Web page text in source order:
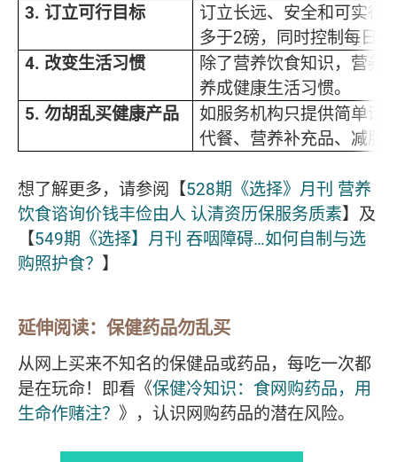
3. 订立可行目标
订立长远、安全和可实行
多于2磅，同时控制每日
4. 改变生活习惯
除了营养饮食知识，营养
养成健康生活习惯。
5. 勿胡乱买健康产品
如服务机构只提供简单谘
代餐、营养补充品、减肥
想了解更多，请参阅【528期《选择》月刊 营养
饮食谘询价钱丰俭由人 认清资历保服务质素】及
【549期《选择】月刊 吞咽障碍…如何自制与选
购照护食？ 】
延伸阅读：保健药品勿乱买
从网上买来不知名的保健品或药品，每吃一次都
是在玩命！即看《保健冷知识：食网购药品，用
生命作赌注？ 》，认识网购药品的潜在风险。